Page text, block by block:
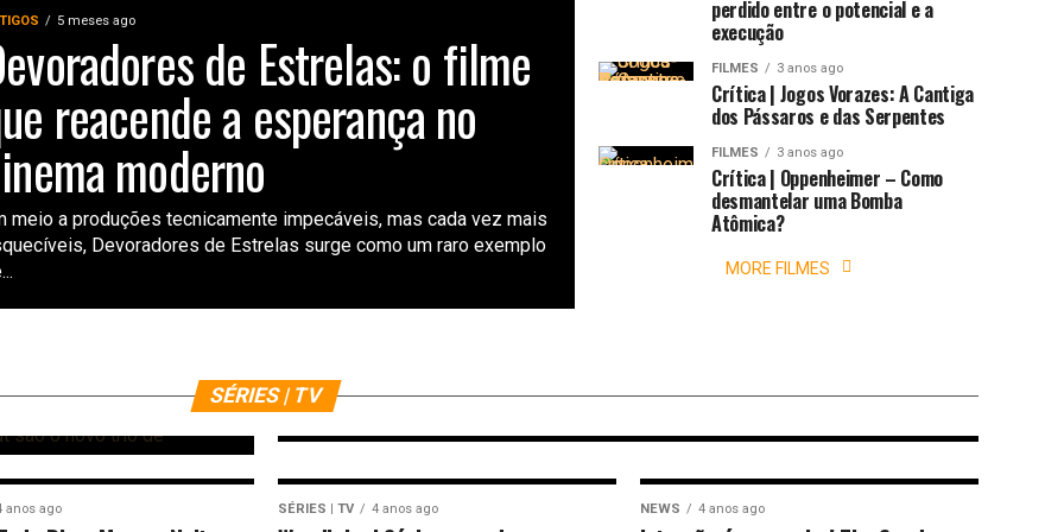
5 meses ago
de Estrelas: o filme
reacende a esperança no
moderno
meio a produções tecnicamente impecáveis, mas cada vez mais
Devoradores de Estrelas surge como um raro exemplo
perdido entre o potencial e a
execução
FILMES 3 anos ago
Crítica | Jogos Vorazes: A Cantiga
dos Pássaros e das Serpentes
FILMES 3 anos ago
Crítica | Oppenheimer – Como
desmantelar uma Bomba
Atômica?
MORE FILMES
SÉRIES | TV
Crítica | ‘Percy Jackson e os
e baixos na terra dos semideuses
anos ago SÉRIES | TV 4 anos ago NEWS 4 anos ago